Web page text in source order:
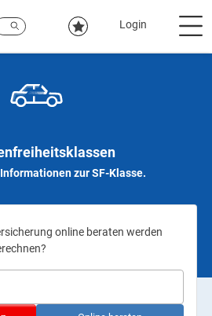
Login
zur SF-Klasse.
online beraten werden